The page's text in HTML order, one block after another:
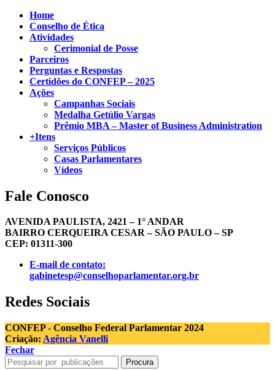
Home
Conselho de Ética
Atividades
Cerimonial de Posse
Parceiros
Perguntas e Respostas
Certidões do CONFEP – 2025
Ações
Campanhas Sociais
Medalha Getúlio Vargas
Prêmio MBA – Master of Business Administration
+Itens
Serviços Públicos
Casas Parlamentares
Vídeos
Fale Conosco
AVENIDA PAULISTA, 2421 – 1° ANDAR
BAIRRO CERQUEIRA CESAR – SÃO PAULO – SP
CEP: 01311-300
E-mail de contato:
gabinetesp@conselhoparlamentar.org.br
Redes Sociais
CONFEP - Conselho Federal Parlamentar 2024
Criação: Agência Vanelli
Fechar
Procura